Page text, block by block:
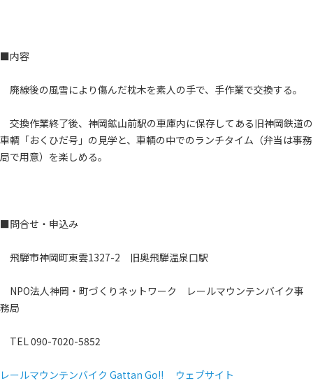
■内容
廃線後の風雪により傷んだ枕木を素人の手で、手作業で交換する。
交換作業終了後、神岡鉱山前駅の車庫内に保存してある旧神岡鉄道の
車輌「おくひだ号」の見学と、車輌の中でのランチタイム（弁当は事務
局で用意）を楽しめる。
■問合せ・申込み
飛騨市神岡町東雲1327-2 旧奥飛騨温泉口駅
NPO法人神岡・町づくりネットワーク レールマウンテンバイク事
務局
TEL 090-7020-5852
レールマウンテンバイク Gattan Go!! ウェブサイト